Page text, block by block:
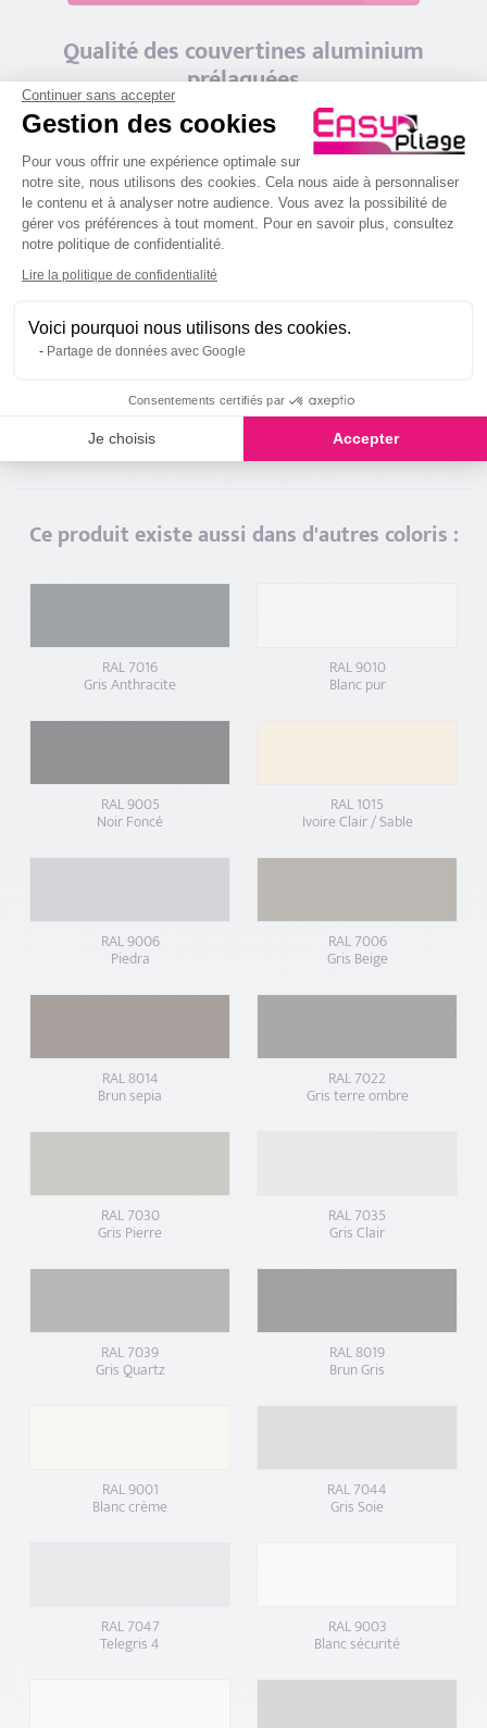
Qualité des couvertines aluminium
prélaquées
Toutes nos tôles Aluminium sont prélaqué en usine garantissant
une qualité supérieur et l’uniformité des teintes.
Toutes nos couvertines et accessoires de couvertines en
aluminium sontfabriqués en Francedans notre atelier deGENAS
(Rhône).
Laquage Garantie 10ans
EN SAVOIR PLUS SUR LA QUALITÉ DE NOS
PRODUITS
Ce produit existe aussi dans d'autres coloris :
RAL 7016
Gris Anthracite
RAL 9010
Blanc pur
RAL 9005
Noir Foncé
RAL 1015
Ivoire Clair / Sable
RAL 9006
Piedra
RAL 7006
Gris Beige
RAL 8014
Brun sepia
RAL 7022
Gris terre ombre
RAL 7030
Gris Pierre
RAL 7035
Gris Clair
RAL 7039
Gris Quartz
RAL 8019
Brun Gris
RAL 9001
Blanc crème
RAL 7044
Gris Soie
RAL 7047
Telegris 4
RAL 9003
Blanc sécurité
Continuer sans accepter
Gestion des cookies
Plateforme de Gestion du
Pour vous offrir une expérience optimale sur
notre site, nous utilisons des cookies. Cela nous aide à personnaliser
le contenu et à analyser notre audience. Vous avez la possibilité de
gérer vos préférences à tout moment. Pour en savoir plus, consultez
notre politique de confidentialité.
Lire la politique de confidentialité
Voici pourquoi nous utilisons des cookies.
Partage de données avec Google
Consentements certifiés par
Je choisis Accepter
Axeptio consent